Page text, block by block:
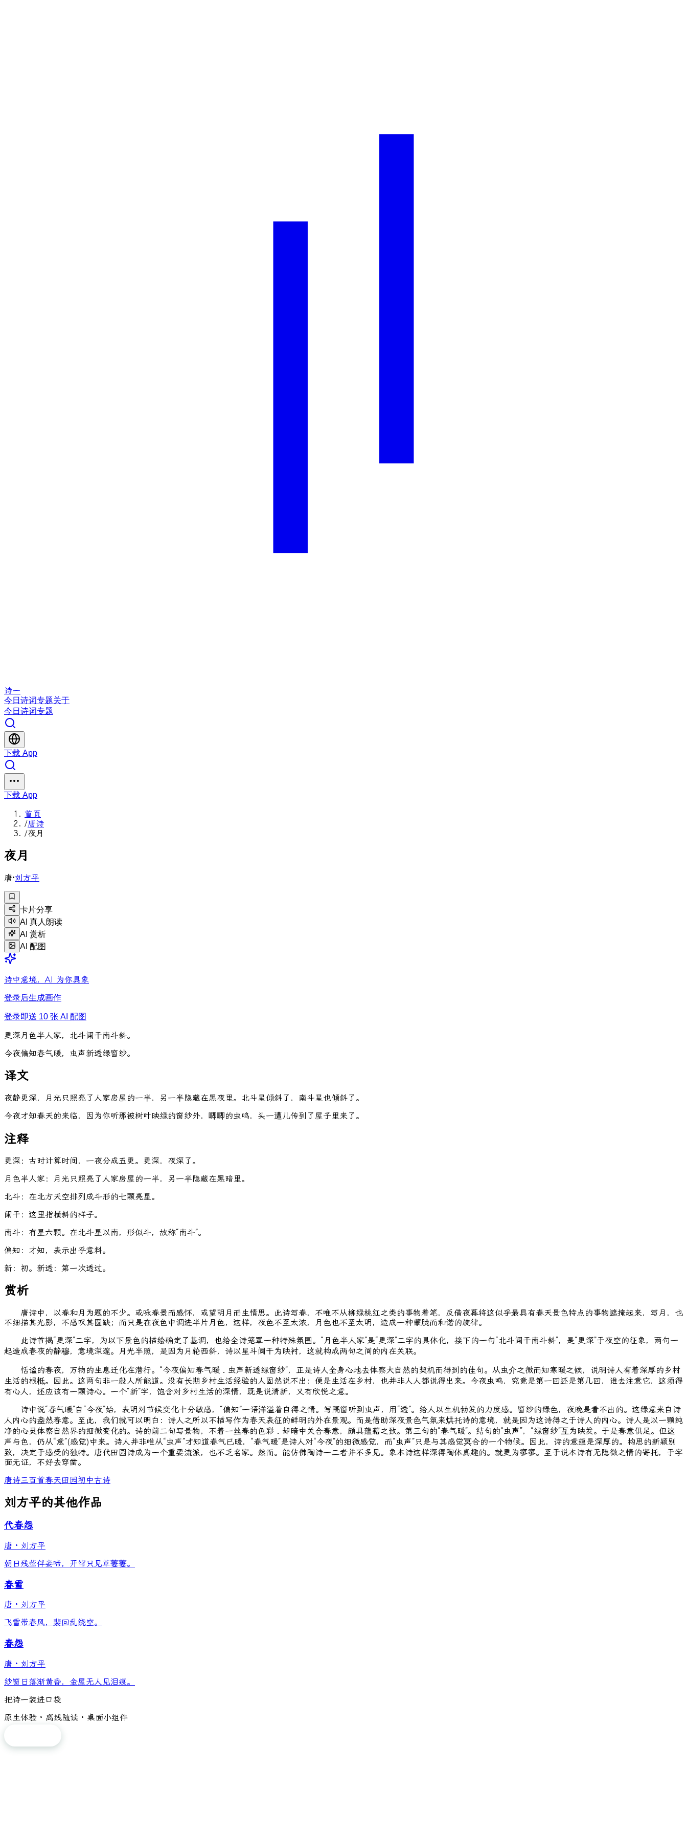
诗一
今日 诗词专题关于
今日 诗词专题
下载 App
下载 App
首页
/唐诗
/夜月
夜月
唐·刘方平
卡片分享
AI 真人朗读
AI 赏析
AI 配图
诗中意境，AI 为你具象
登录后生成画作
登录即送 10 张 AI 配图
更深月 色半人家， 北斗阑干南斗斜。
今夜偏知春气暖， 虫声新透绿窗纱。
译文
夜静更深，月光只照亮了人家房屋的一半，另一半隐藏在黑夜里。北斗星倾斜了，南斗星也倾斜了。
今夜才知春天的来临，因为你听那被树叶映绿的窗纱外，唧唧的虫鸣，头一遭儿传到了屋子里来了。
注释
更深：古时计算时间，一夜分成五更。更深，夜深了。
月色半人家：月光只照亮了人家房屋的一半，另一半隐藏在黑暗里。
北斗：在北方天空排列成斗形的七颗亮星。
阑干：这里指横斜的样子。
南斗：有星六颗。在北斗星以南，形似斗，故称“南斗”。
偏知：才知，表示出乎意料。
新：初。新透：第一次透过。
赏析
唐诗中，以春和月为题的不少。或咏春景而感怀，或望明月而生情思。此诗写春，不唯不从柳绿桃红之类的事物着笔，反借夜幕将这似乎最具有春天景色特点的事物遮掩起来，写月，也
不细描其光影，不感叹其圆缺；而只是在夜色中调进半片月色，这样，夜色不至太浓，月色也不至太明，造成一种蒙胧而和谐的旋律。
此诗首揭“更深”二字，为以下景色的描绘确定了基调，也给全诗笼罩一种特殊氛围。“月色半人家”是“更深”二字的具体化，接下的一句“北斗阑干南斗斜”，是“更深”于夜空的征象，两句一
起造成春夜的静穆，意境深邃。月光半照，是因为月轮西斜，诗以星斗阑干为映衬，这就构成两句之间的内在关联。
恬谧的春夜，万物的生息迁化在潜行。“今夜偏知春气暖．虫声新透绿窗纱”，正是诗人全身心地去体察大自然的契机而得到的佳句。从虫介之微而知寒暖之候，说明诗人有着深厚的乡村
生活的根柢。因此。这两句非一般人所能道。没有长期乡村生活经验的人固然说不出；便是生活在乡村，也并非人人都说得出来。今夜虫鸣，究竟是第一回还是第几回，谁去注意它，这须得
有心人，还应该有一颗诗心。一个“新”字，饱含对乡村生活的深情，既是说清新，又有欣悦之意。
诗中说“春气暖”自“今夜”始，表明对节候变化十分敏感，“偏知”一语洋溢着自得之情。写隔窗听到虫声，用“透”。给人以生机勃发的力度感。窗纱的绿色，夜晚是看不出的。这绿意来自诗
人内心的盎然春意。至此，我们就可以明白：诗人之所以不描写作为春天表征的鲜明的外在景观。而是借助深夜景色气氛来烘托诗的意境，就是因为这诗得之于诗人的内心。诗人是以一颗纯
净的心灵体察自然界的细微变化的。诗的前二句写景物，不着一丝春的色彩．却暗中关合春意，颇具蕴藉之致。第三句的“春气暖”。结句的“虫声”，“绿窗纱”互为映发。于是春意俱足。但这
声与色，仍从“意”(感觉)中来。诗人并非唯从“虫声”才知道春气已暖，“春气暖”是诗人对“今夜”的细微感觉，而“虫声”只是与其感觉冥合的一个物候。因此，诗的意蕴是深厚的。构思的新颖别
致，决定于感受的独特。唐代田园诗成为一个重要流派，也不乏名家。然而。能仿佛陶诗一二者并不多见。象本诗这样深得陶体真趣的。就更为寥寥。至于说本诗有无隐微之情的寄托，于字
面无证，不好去穿凿。
唐诗三百首春天田园 初中古诗
刘方平的其他作品
代春怨
唐 · 刘方平
朝日残莺伴妾啼，开帘只见草萋萋。
春雪
唐 · 刘方平
飞雪带春风，裴回乱绕空。
春怨
唐 · 刘方平
纱窗日落渐黄昏，金屋无人见泪痕。
把诗一装进口袋
原生体验 · 离线随读 · 桌面小组件